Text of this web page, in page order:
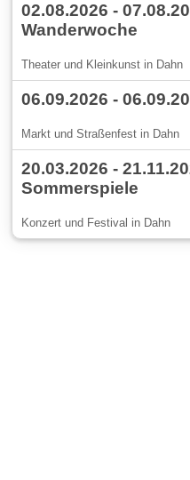
02.08.2026 -
Wanderwoche
Theater und Kleinkunst in Dahn
06.09.2026 -
Markt und Straßenfest in Dahn
20.03.2026 -
Sommerspiele
Konzert und Festival in Dahn